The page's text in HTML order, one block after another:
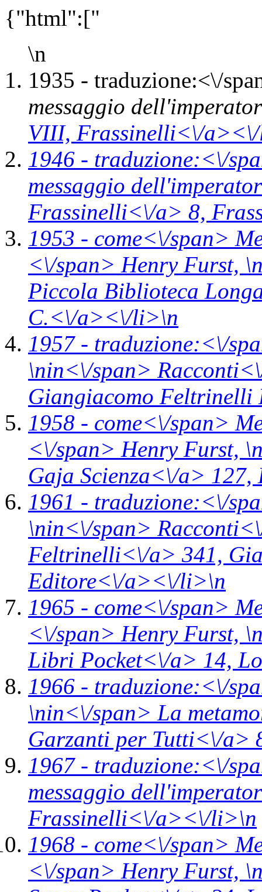
{"html":["
\n
1935 - traduzione:<\/
messaggio
VIII, Frassinelli<\/
1946 - traduzione:<\/
messaggio
Frassinelli<\/a> 8,
1953 - come<\/span>
<\/span> Henry Furst,
Piccola Biblioteca
C.<\/a><\/li>\n
1957 - traduzione:<\/
\nin<\/span>
Giangiacomo
1958 - come<\/span>
<\/span> Henry Furst,
Gaja Scienza<\/a> 127,
1961 - traduzione:<\/
\nin<\/span>
Feltrinelli<\/a> 341,
Editore<\/a><\/li>\n
1965 - come<\/span>
<\/span> Henry Furst,
Libri Pocket<\/a> 14,
1966 - traduzione:<\/
\nin<\/span> La
Garzanti per Tutti<\/a>
1967 - traduzione:<\/
messaggio
Frassinelli<\/a><\/li>\n
1968 - come<\/span>
<\/span> Henry Furst,